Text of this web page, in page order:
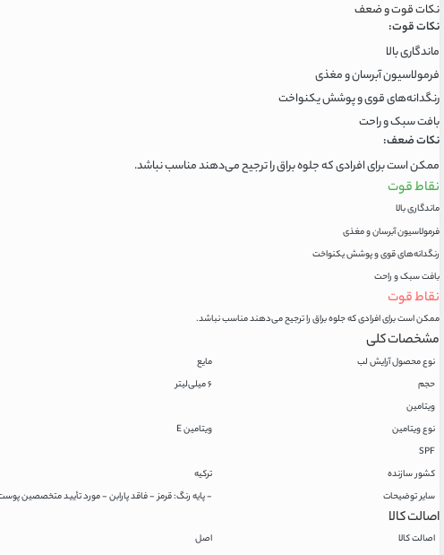
نکات قوت و ضعف
نکات قوت:
ماندگاری بالا
فرمولاسیون آبرسان و مغذی
رنگدانه‌های قوی و پوشش یکنواخت
بافت سبک و راحت
نکات ضعف:
ممکن است برای افرادی که جلوه براق را ترجیح می‌دهند مناسب نباشد.
نقاط قوت
ماندگاری بالا
فرمولاسیون آبرسان و مغذی
رنگدانه‌های قوی و پوشش یکنواخت
بافت سبک و راحت
نقاط قوت
ممکن است برای افرادی که جلوه براق را ترجیح می‌دهند مناسب نباشد.
مشخصات کلی
نوع محصول آرایش لب
مایع
حجم
۶ میلی‌لیتر
ویتامین
نوع ویتامین
ویتامین E
SPF
کشور سازنده
ترکیه
سایر توضیحات
- پایه رنگ: قرمز - فاقد پارابن - مورد تأیید متخصصین پوست - بهترین زمان مصرف تا ۱۸ ماه بعد از باز کردن درب
اصالت کالا
اصالت کالا اصل